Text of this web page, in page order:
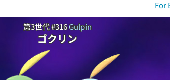
For
第3世代 #316Gulpin
ゴクリン